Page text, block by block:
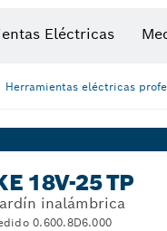
Eléctricas
Herramientas eléctricas
18V-25 TP
inalámbrica
0.600.8D6.000